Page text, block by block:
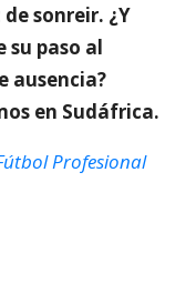
sonreir. ¿Y
su paso al
ausencia?
en Sudáfrica.
Profesional